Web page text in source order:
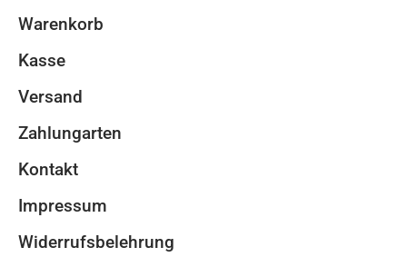
Warenkorb
Kasse
Versand
Zahlungarten
Kontakt
Impressum
Widerrufsbelehrung